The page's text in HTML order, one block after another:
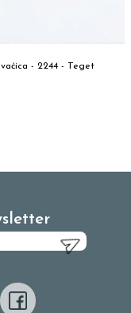
- 2244 - Teget